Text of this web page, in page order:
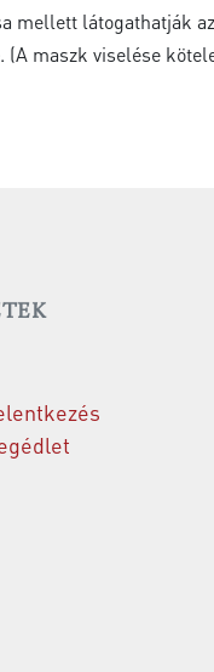
mellett látogathatják
maszk viselése